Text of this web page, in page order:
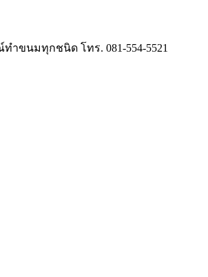
ำขนมทุกชนิด โทร. 081-554-5521